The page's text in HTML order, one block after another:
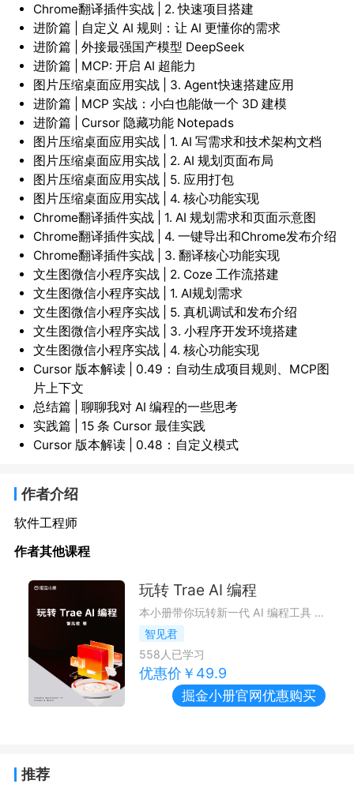
Chrome翻译插件实战 | 2. 快速项目搭建
进阶篇 | 自定义 AI 规则：让 AI 更懂你的需求
进阶篇 | 外接最强国产模型 DeepSeek
进阶篇 | MCP: 开启 AI 超能力
图片压缩桌面应用实战 | 3. Agent快速搭建应用
进阶篇 | MCP 实战：小白也能做一个 3D 建模
进阶篇 | Cursor 隐藏功能 Notepads
图片压缩桌面应用实战 | 1. AI 写需求和技术架构文档
图片压缩桌面应用实战 | 2. AI 规划页面布局
图片压缩桌面应用实战 | 5. 应用打包
图片压缩桌面应用实战 | 4. 核心功能实现
Chrome翻译插件实战 | 1. AI 规划需求和页面示意图
Chrome翻译插件实战 | 4. 一键导出和Chrome发布介绍
Chrome翻译插件实战 | 3. 翻译核心功能实现
文生图微信小程序实战 | 2. Coze 工作流搭建
文生图微信小程序实战 | 1. AI规划需求
文生图微信小程序实战 | 5. 真机调试和发布介绍
文生图微信小程序实战 | 3. 小程序开发环境搭建
文生图微信小程序实战 | 4. 核心功能实现
Cursor 版本解读 | 0.49：自动生成项目规则、MCP图
片上下文
总结篇 | 聊聊我对 AI 编程的一些思考
实践篇 | 15 条 Cursor 最佳实践
Cursor 版本解读 | 0.48：自定义模式
作者介绍
软件工程师
作者其他课程
玩转 Trae AI 编程
本小册带你玩转新一代 AI 编程工具 Trae。从核心功能到高阶技巧，贯穿 7 大实战项目，带你掌握 AI 编程思维，让你从 AI 的使用者，变为驾驭 AI 的创造者，高效完成各类开发任务。
智见君
558 人已学习
优惠价￥ 49.9
掘金小册官网优惠购买
推荐